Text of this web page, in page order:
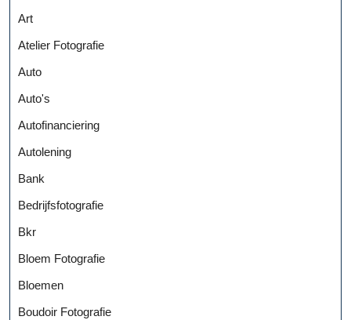
Art
Atelier Fotografie
Auto
Auto's
Autofinanciering
Autolening
Bank
Bedrijfsfotografie
Bkr
Bloem Fotografie
Bloemen
Boudoir Fotografie